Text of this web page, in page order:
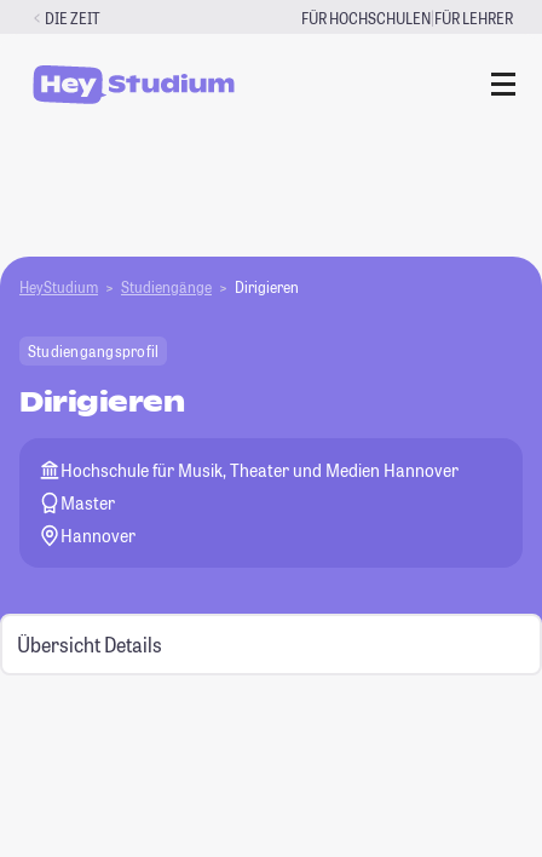
Zum
springen
DIE ZEIT FÜR HOCHSCHULEN|FÜR LEHRER
HeyStudium Studiengänge Dirigieren
Studiengangsprofil
Dirigieren
Hochschule für Musik, Theater und Medien Hannover
Master
Hannover
Übersicht Details